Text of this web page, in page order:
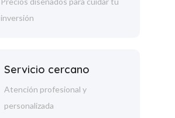
inversión
Servicio cercano
Atención profesional y
personalizada